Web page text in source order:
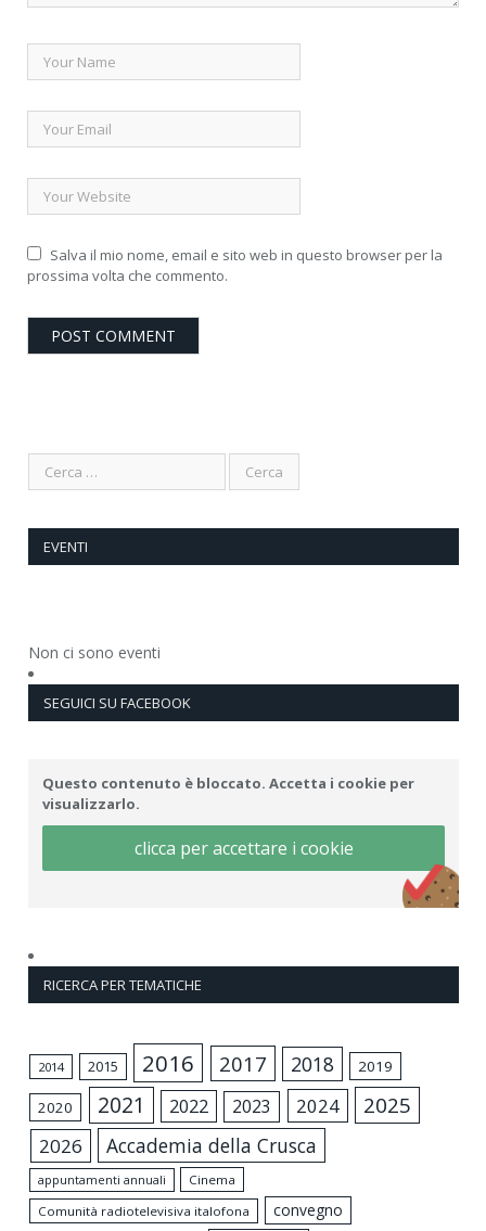
Salva il mio nome, email e sito web in questo browser per la
prossima volta che commento.
EVENTI
Non ci sono eventi
SEGUICI SU FACEBOOK
Questo contenuto è bloccato. Accetta i cookie per
visualizzarlo.
clicca per accettare i cookie
RICERCA PER TEMATICHE
2014 2015 2016 2017 2018 2019
2020 2021 2022 2023 2024 2025
2026 Accademia della Crusca
appuntamenti annuali
Cinema
Comunità radiotelevisiva italofona
convegno